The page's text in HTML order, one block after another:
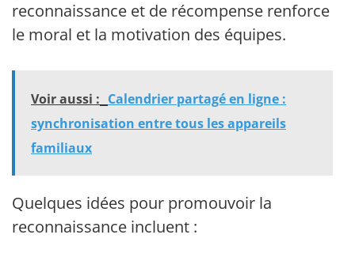
reconnaissance et de récompense renforce
le moral et la motivation des équipes.
Voir aussi : Calendrier partagé en ligne :
synchronisation entre tous les appareils
familiaux
Quelques idées pour promouvoir la
reconnaissance incluent :